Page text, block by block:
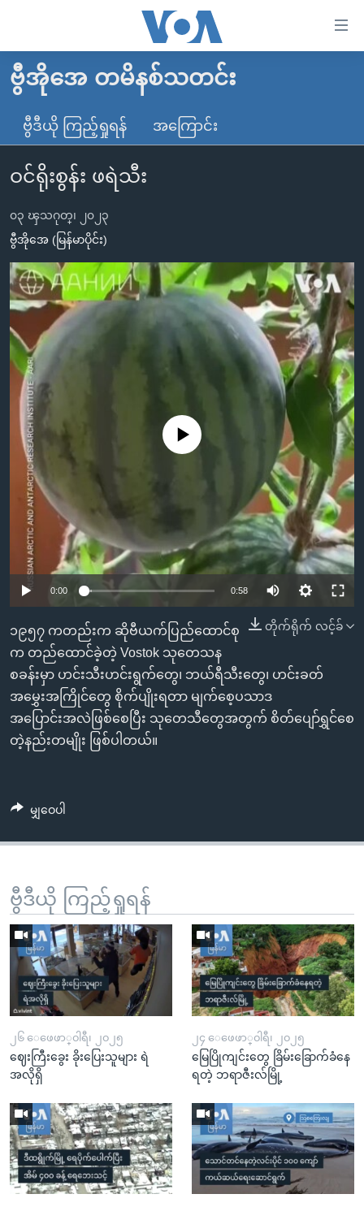
လွယ်ကူ
စေ
သည့်
Link
များ
ပင်မ
အကြောင်းအရာ
ကျော်
ကြည့်
ရန်
ပင်မ
ညွန်း
စာမျက်နှာ
ကျော်
ကြည့်
ရှာဖွေ
နေရာ
ကျော်
ရန်
မူလစာမျက်နှာ
မြန်မာ
ကမ္ဘာ့သတင်းများ
နိုင်ငံတကာ
တရုတ်
အစ္စရေး-ပါလက်စတိုင်း
ဗွီဒီယို
ရပ်ဝန်းတခု လမ်းတခု အလွန်
အင်္ဂလိပ်စာလေ့လာမယ်
အမေရိကန်သုံးအီဒီယံ
မကြေးမုံရဲ့ အင်္ဂလိပ်စာ
ရုပ်ရှင်ထဲက အင်္ဂလိပ်စာ
သုတပဒေသာ အင်္ဂလိပ်စာ
အပတ်စဉ်ကဏ္ဍများ
ရေဒီယို
တီဗွီ
ရေဒီယိုနှင့်ရုပ်သံ အချက်အလက်များ
ရေဒီယို/တီဗွီအစီအစဉ်
Learning English
ဗွီအိုအေ လူမှုကွန်ယက်များ
ဘာသာစကားများ
ဗွီအိုအေ တမိနစ်သတင်း
ဗွီဒီယို ကြည့်ရှုရန် အကြောင်း
ဝင်ရိုးစွန်း ဖရဲသီး
၀၃ ၾသဂုတ္၊ ၂၀၂၃
ဗွီအိုအေ (မြန်မာပိုင်း)
No media source currently available
0:00 0:58
တိုက်ရိုက် လင့်ခ်
၁၉၅၇ ကတည်းက ဆိုဗီယက်ပြည်ထောင်စု
က တည်ထောင်ခဲ့တဲ့ Vostok သုတေသန
စခန်းမှာ ဟင်းသီးဟင်းရွက်တွေ၊ ဘယ်ရီသီးတွေ၊ ဟင်းခတ်
အမွှေးအကြိုင်တွေ စိုက်ပျိုးရတာ မျက်စေ့ပသာဒ
အပြောင်းအလဲဖြစ်စေပြီး သုတေသီတွေအတွက် စိတ်ပျော်ရွှင်စေ
တဲ့နည်းတမျိုး ဖြစ်ပါတယ်။
မျှဝေပါ
ဗွီဒီယို ကြည့်ရှုရန်
၂၆ ေဖေဖာ္၀ါရီ၊ ၂၀၂၅
ဈေးကြီးခွေး ခိုးပြေးသူများ ရဲ
အလိုရှိ
၂၄ ေဖေဖာ္၀ါရီ၊ ၂၀၂၅
မြေပြိုကျင်းတွေ ခြိမ်းခြောက်ခံနေ
ရတဲ့ ဘရာဇီးလ်မြို့